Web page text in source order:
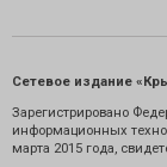
Сетевое издание
Зарегистрировано
информационных
марта 2015 года,